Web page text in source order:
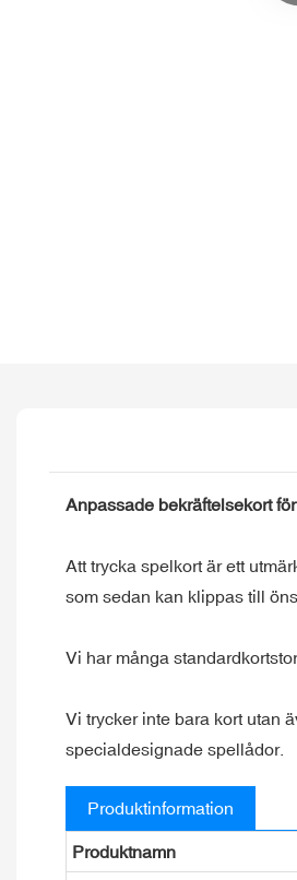
Anpassade bekräftelsekort
Att trycka spelkort är ett
som sedan kan klippas till
Vi har många
Vi trycker inte bara kort utan
specialdesignade spellådor.
Produktinformation
Produktnamn